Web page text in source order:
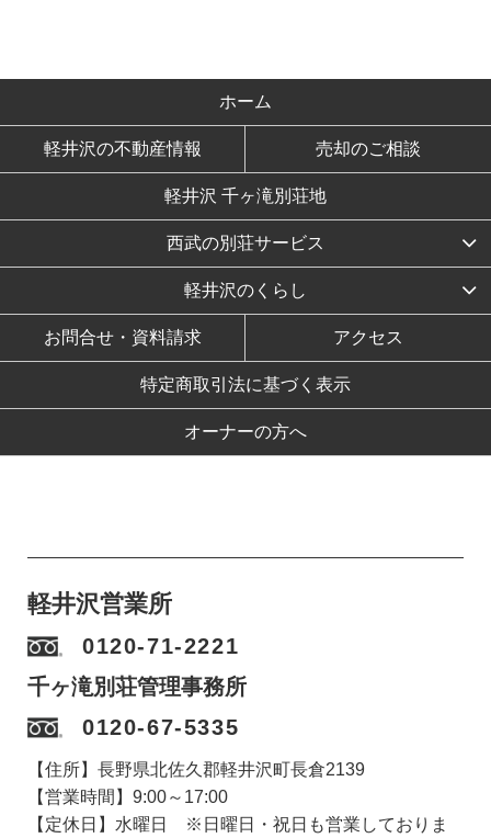
ホーム
軽井沢の不動産情報 売却のご相談
軽井沢 千ヶ滝別荘地
西武の別荘サービス
軽井沢のくらし
お問合せ・資料請求 アクセス
特定商取引法に基づく表示
オーナーの方へ
軽井沢営業所
0120-71-2221
千ヶ滝別荘管理事務所
0120-67-5335
【住所】長野県北佐久郡軽井沢町長倉2139
【営業時間】9:00～17:00
【定休日】水曜日 ※日曜日・祝日も営業しておりま